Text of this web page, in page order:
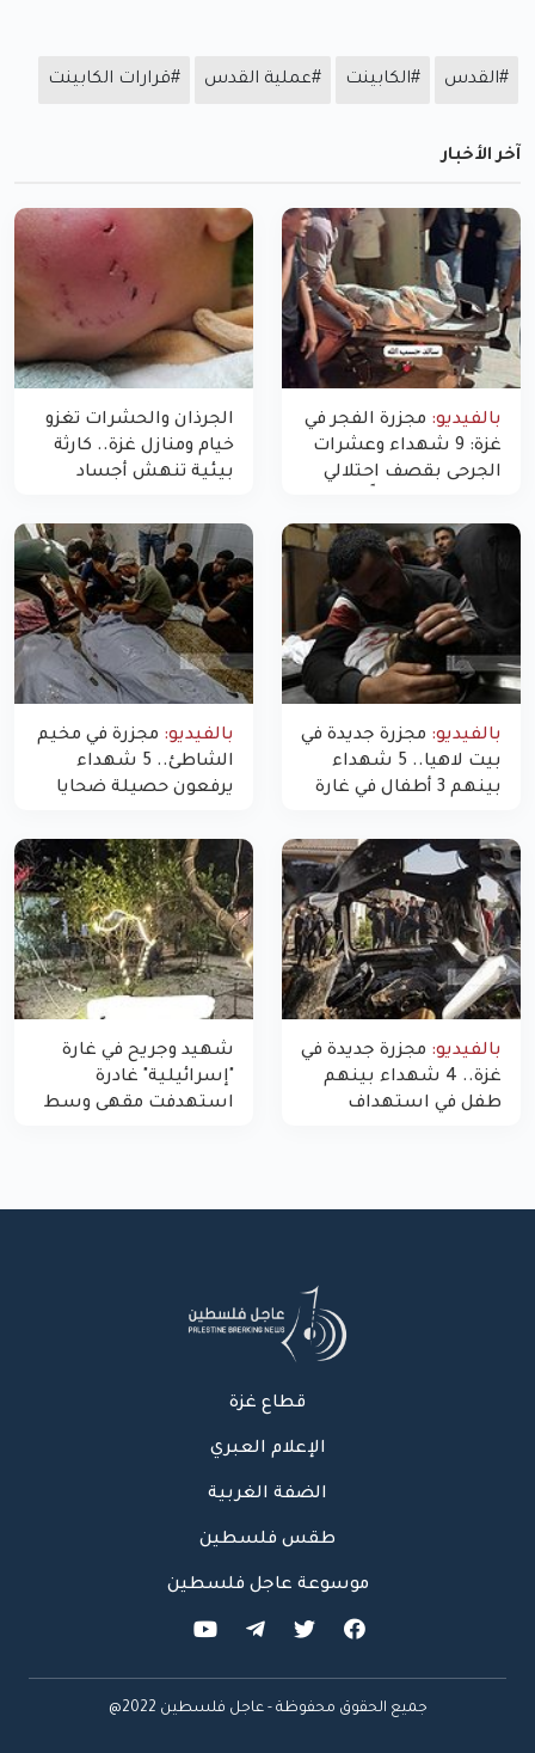
#القدس #الكابينت #عملية القدس #قرارات الكابينت
آخر الأخبار
بالفيديو: مجزرة الفجر في
غزة: 9 شهداء وعشرات
الجرحى بقصف احتلالي
الجرذان والحشرات تغزو
خيام ومنازل غزة.. كارثة
بيئية تنهش أجساد
بالفيديو: مجزرة جديدة في
بيت لاهيا.. 5 شهداء
بينهم 3 أطفال في غارة
غزة
بالفيديو: مجزرة في مخيم
الشاطئ.. 5 شهداء
يرفعون حصيلة ضحايا
بالفيديو: مجزرة جديدة في
غزة.. 4 شهداء بينهم
طفل في استهداف
شهيد وجريح في غارة
"إسرائيلية" غادرة
استهدفت مقهى وسط
قطاع غزة
الإعلام العبري
الضفة الغربية
طقس فلسطين
موسوعة عاجل فلسطين
جميع الحقوق محفوظة - عاجل فلسطين 2022@